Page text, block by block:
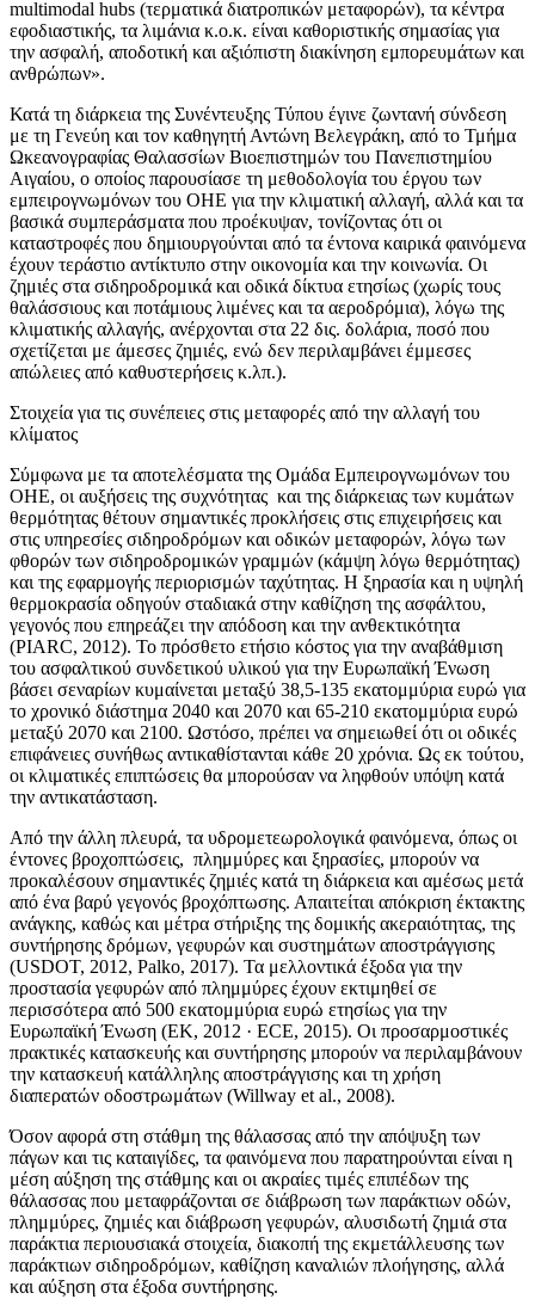
multimodal hubs (τερματικά διατροπικών μεταφορών), τα κέντρα
εφοδιαστικής, τα λιμάνια κ.ο.κ. είναι καθοριστικής σημασίας για
την ασφαλή, αποδοτική και αξιόπιστη διακίνηση εμπορευμάτων και
ανθρώπων».
Κατά τη διάρκεια της Συνέντευξης Τύπου έγινε ζωντανή σύνδεση
με τη Γενεύη και τον καθηγητή Αντώνη Βελεγράκη, από το Τμήμα
Ωκεανογραφίας Θαλασσίων Βιοεπιστημών του Πανεπιστημίου
Αιγαίου, ο οποίος παρουσίασε τη μεθοδολογία του έργου των
εμπειρογνωμόνων του ΟΗΕ για την κλιματική αλλαγή, αλλά και τα
βασικά συμπεράσματα που προέκυψαν, τονίζοντας ότι οι
καταστροφές που δημιουργούνται από τα έντονα καιρικά φαινόμενα
έχουν τεράστιο αντίκτυπο στην οικονομία και την κοινωνία. Οι
ζημιές στα σιδηροδρομικά και οδικά δίκτυα ετησίως (χωρίς τους
θαλάσσιους και ποτάμιους λιμένες και τα αεροδρόμια), λόγω της
κλιματικής αλλαγής, ανέρχονται στα 22 δις. δολάρια, ποσό που
σχετίζεται με άμεσες ζημιές, ενώ δεν περιλαμβάνει έμμεσες
απώλειες από καθυστερήσεις κ.λπ.).
Στοιχεία για τις συνέπειες στις μεταφορές από την αλλαγή του
κλίματος
Σύμφωνα με τα αποτελέσματα της Ομάδα Εμπειρογνωμόνων του
ΟΗΕ, οι αυξήσεις της συχνότητας και της διάρκειας των κυμάτων
θερμότητας θέτουν σημαντικές προκλήσεις στις επιχειρήσεις και
στις υπηρεσίες σιδηροδρόμων και οδικών μεταφορών, λόγω των
φθορών των σιδηροδρομικών γραμμών (κάμψη λόγω θερμότητας)
και της εφαρμογής περιορισμών ταχύτητας. Η ξηρασία και η υψηλή
θερμοκρασία οδηγούν σταδιακά στην καθίζηση της ασφάλτου,
γεγονός που επηρεάζει την απόδοση και την ανθεκτικότητα
(PIARC, 2012). Το πρόσθετο ετήσιο κόστος για την αναβάθμιση
του ασφαλτικού συνδετικού υλικού για την Ευρωπαϊκή Ένωση
βάσει σεναρίων κυμαίνεται μεταξύ 38,5-135 εκατομμύρια ευρώ για
το χρονικό διάστημα 2040 και 2070 και 65-210 εκατομμύρια ευρώ
μεταξύ 2070 και 2100. Ωστόσο, πρέπει να σημειωθεί ότι οι οδικές
επιφάνειες συνήθως αντικαθίστανται κάθε 20 χρόνια. Ως εκ τούτου,
οι κλιματικές επιπτώσεις θα μπορούσαν να ληφθούν υπόψη κατά
την αντικατάσταση.
Από την άλλη πλευρά, τα υδρομετεωρολογικά φαινόμενα, όπως οι
έντονες βροχοπτώσεις, πλημμύρες και ξηρασίες, μπορούν να
προκαλέσουν σημαντικές ζημιές κατά τη διάρκεια και αμέσως μετά
από ένα βαρύ γεγονός βροχόπτωσης. Απαιτείται απόκριση έκτακτης
ανάγκης, καθώς και μέτρα στήριξης της δομικής ακεραιότητας, της
συντήρησης δρόμων, γεφυρών και συστημάτων αποστράγγισης
(USDOT, 2012, Palko, 2017). Τα μελλοντικά έξοδα για την
προστασία γεφυρών από πλημμύρες έχουν εκτιμηθεί σε
περισσότερα από 500 εκατομμύρια ευρώ ετησίως για την
Ευρωπαϊκή Ένωση (ΕΚ, 2012 · ECE, 2015). Οι προσαρμοστικές
πρακτικές κατασκευής και συντήρησης μπορούν να περιλαμβάνουν
την κατασκευή κατάλληλης αποστράγγισης και τη χρήση
διαπερατών οδοστρωμάτων (Willway et al., 2008).
Όσον αφορά στη στάθμη της θάλασσας από την απόψυξη των
πάγων και τις καταιγίδες, τα φαινόμενα που παρατηρούνται είναι η
μέση αύξηση της στάθμης και οι ακραίες τιμές επιπέδων της
θάλασσας που μεταφράζονται σε διάβρωση των παράκτιων οδών,
πλημμύρες, ζημιές και διάβρωση γεφυρών, αλυσιδωτή ζημιά στα
παράκτια περιουσιακά στοιχεία, διακοπή της εκμετάλλευσης των
παράκτιων σιδηροδρόμων, καθίζηση καναλιών πλοήγησης, αλλά
και αύξηση στα έξοδα συντήρησης.